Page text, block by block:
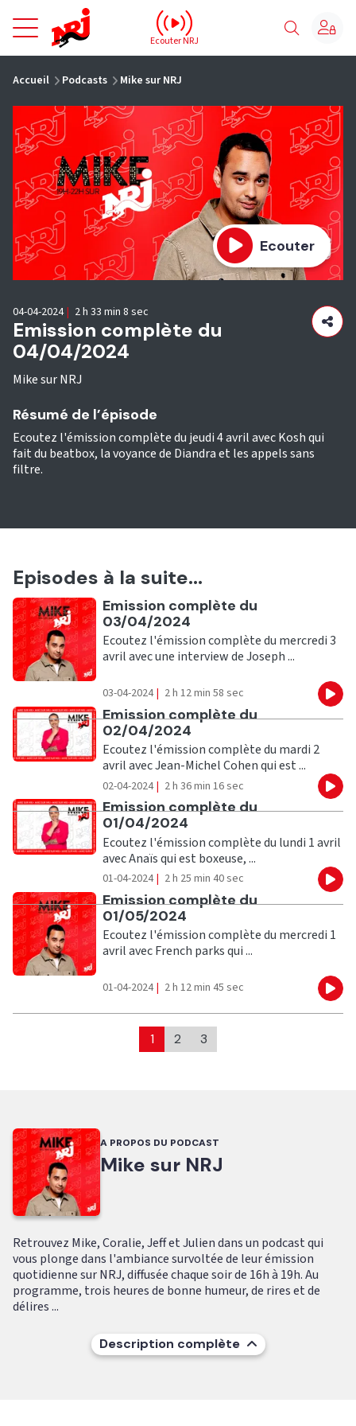
NRJ - Accueil
Ecouter NRJ
Accueil Podcasts Mike sur NRJ
Ecouter
Emission complète du
04/04/2024
Mike sur NRJ
04-04-2024 | 2 h 33 min 8 sec
Résumé de l’épisode
Ecoutez l'émission complète du jeudi 4 avril avec Kosh qui
fait du beatbox, la voyance de Diandra et les appels sans
filtre.
Episodes à la suite...
Ecouter
Emission complète du
03/04/2024
Ecoutez l'émission complète du mercredi 3
avril avec une interview de Joseph ...
03-04-2024 | 2 h 12 min 58 sec
Ecouter
Emission complète du
02/04/2024
Ecoutez l'émission complète du mardi 2
avril avec Jean-Michel Cohen qui est ...
02-04-2024 | 2 h 36 min 16 sec
Ecouter
Emission complète du
01/04/2024
Ecoutez l'émission complète du lundi 1 avril
avec Anaïs qui est boxeuse, ...
01-04-2024 | 2 h 25 min 40 sec
Ecouter
Emission complète du
01/05/2024
Ecoutez l'émission complète du mercredi 1
avril avec French parks qui ...
01-04-2024 | 2 h 12 min 45 sec
1 2 3
A PROPOS DU PODCAST
Mike sur NRJ
Retrouvez Mike, Coralie, Jeff et Julien dans un podcast qui
vous plonge dans l'ambiance survoltée de leur émission
quotidienne sur NRJ, diffusée chaque soir de 16h à 19h. Au
programme, trois heures de bonne humeur, de rires et de
délires ...
Description complète